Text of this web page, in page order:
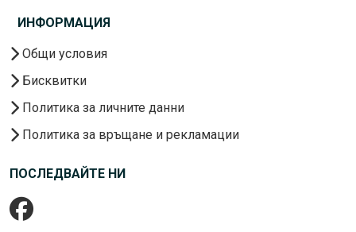
ИНФОРМАЦИЯ
Общи условия
Бисквитки
Политика за личните данни
Политика за връщане и рекламации
ПОСЛЕДВАЙТЕ НИ